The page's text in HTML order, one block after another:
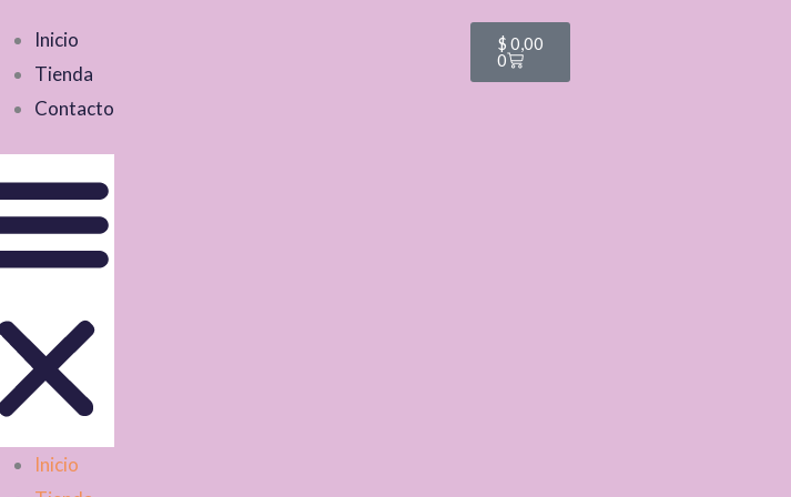
Inicio
Tienda
Contacto
Inicio
$ 0,00
0
Cart